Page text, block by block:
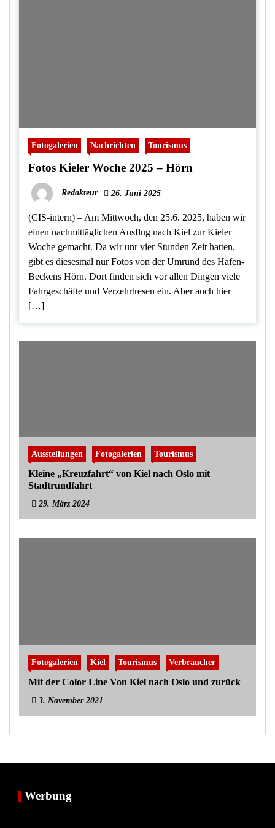
Fotogalerien Nachrichten Tourismus
Fotos Kieler Woche 2025 – Hörn
Redakteur 26. Juni 2025
(CIS-intern) – Am Mittwoch, den 25.6. 2025, haben wir
einen nachmittäglichen Ausflug nach Kiel zur Kieler
Woche gemacht. Da wir unr vier Stunden Zeit hatten,
gibt es diesesmal nur Fotos von der Umrund des Hafen-
Beckens Hörn. Dort finden sich vor allen Dingen viele
Fahrgeschäfte und Verzehrtresen ein. Aber auch hier
[…]
Ausstellungen Fotogalerien Tourismus
Kleine „Kreuzfahrt“ von Kiel nach Oslo mit
Stadtrundfahrt
29. März 2024
Fotogalerien Kiel Tourismus Verbraucher
Mit der Color Line Von Kiel nach Oslo und zurück
3. November 2021
Werbung